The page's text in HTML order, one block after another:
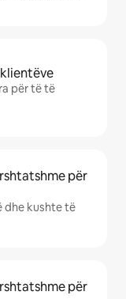
për të të
për
dhe kushte të
për